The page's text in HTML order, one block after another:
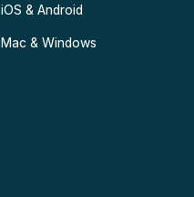
iOS & Android
Mac & Windows